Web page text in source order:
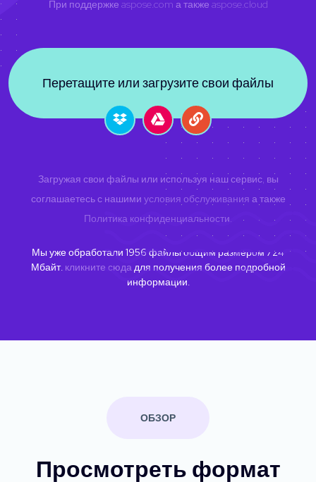
При поддержке aspose.com а также aspose.cloud
Перетащите или загрузите свои файлы
Загружая свои файлы или используя наш сервис, вы
соглашаетесь с нашими условия обслуживания а также
Политика конфиденциальности
Мы уже обработали 1956 файлы общим размером 724
Мбайт. кликните сюдадля получения более подробной
информации.
ОБЗОР
Просмотреть формат